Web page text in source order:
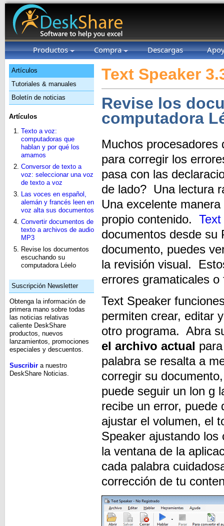
Productos Compra Descargas
Artículos
Tutoriales & manuales
Boletín de noticias
Artículos
Texto a voz:
computadoras que
hablan y por qué los
amamos
Conversor de texto a
voz: seleccionar una voz
de texto a voz
Las voces en español,
alemán y francés leen en
voz alta sus documentos
Convertir documentos de
texto a archivos de audio
MP3
Revise los documentos
escuchando su
computadora Léelo
Suscripción Newsletter
Obtenga la información de
primera mano sobre todas
las noticias relativas
caliente DeskShare
productos, nuevos
lanzamientos, promociones
especiales y descuentos.
Suscribir a nuestro
DeskShare Noticias.
Text Speaker
Revise los
computadora
Muchos procesadores
para corregir los
pasa con las
de lado? Una lectura
Una excelente
propio contenido.
documentos desde
documento, puedes
la revisión visual.
errores gramaticales
Text Speaker
permiten crear, editar
otro programa. Abra
el archivo actual
palabra se resalta a
corregir su
puede seguir un lon g
recibe un error,
ajustar el volumen, el
Speaker ajustando
la ventana de la
cada palabra
corrección de tu